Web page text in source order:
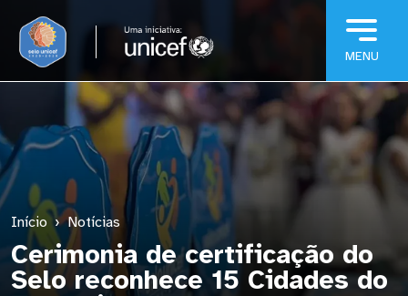
Início Notícias
Cerimonia de certificação do
Selo reconhece 15 Cidades do